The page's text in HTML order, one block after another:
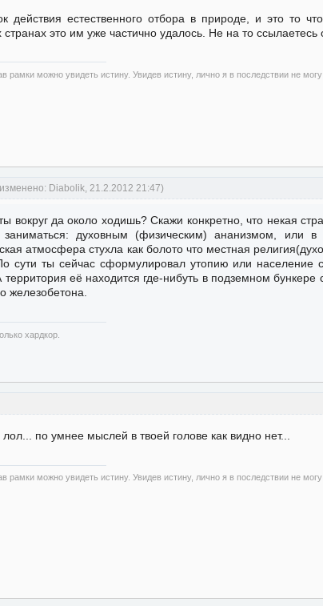
действия естественного отбора в природе, и это то
странах это им уже частично удалось. Не на то ссылаетесь
рамки можно увидеть истину. Увидев истину, лично я в последствии не могу
Diabolik, 21.2.2012 21:47)
вокруг да около ходишь? Скажи конкретно, что некая
духовным (физическим) ананизмом, или в
атмосфера стухла как болото что местная
сути ты сейчас сформулировал утопию или население
территория её находится где-нибуть в подземном
железобетона.
хардкор.
лол... по умнее мыслей в твоей голове как видно нет...
рамки можно увидеть истину. Увидев истину, лично я в последствии не могу